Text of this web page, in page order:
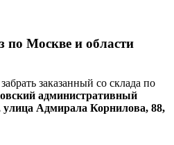
по Москве и области
заказанный со склада по
административный
Адмирала Корнилова, 88,